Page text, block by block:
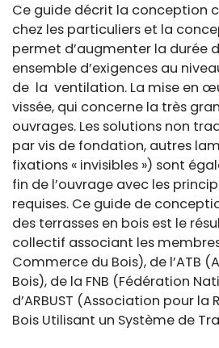
Ce guide décrit la conception
chez les particuliers et la
permet d’augmenter la durée
ensemble d’exigences au
de la ventilation. La mise en
vissée, qui concerne la très
ouvrages. Les solutions non
par vis de fondation, autres
fixations « invisibles ») sont
fin de l’ouvrage avec les
requises. Ce guide de
des terrasses en bois est le
collectif associant les
Commerce du Bois), de l’ATB
Bois), de la FNB (Fédération
d’ARBUST (Association pour
Bois Utilisant un Système de